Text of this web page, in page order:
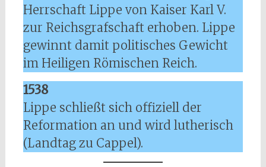
Herrschaft Lippe von Kaiser Karl V.
zur Reichsgrafschaft erhoben. Lippe
gewinnt damit politisches Gewicht
im Heiligen Römischen Reich.
1538
Lippe schließt sich offiziell der
Reformation an und wird lutherisch
(Landtag zu Cappel).